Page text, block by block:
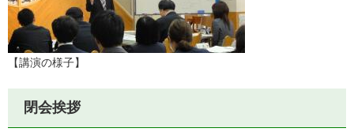
【講演の様子】
閉会挨拶